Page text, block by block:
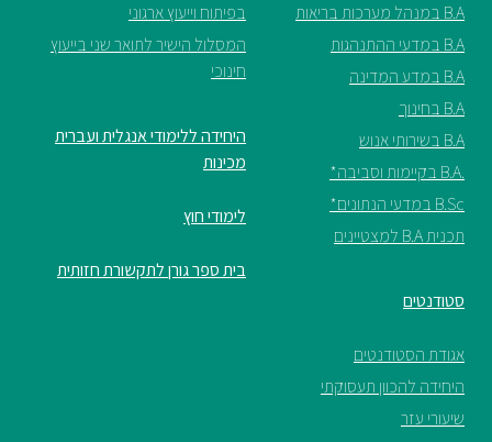
B.A במנהל מערכות בריאות
B.A במדעי ההתנהגות
B.A במדע המדינה
B.A בחינוך
B.A בשירותי אנוש
.B.A בקיימות וסביבה*
B.Sc במדעי הנתונים*
תכנית B.A למצטיינים
בפיתוח וייעוץ ארגוני
המסלול הישיר לתואר שני בייעוץ
חינוכי
היחידה ללימודי אנגלית ועברית
מכינות
לימודי חוץ
בית ספר גורן לתקשורת חזותית
סטודנטים
אגודת הסטודנטים
היחידה להכוון תעסוקתי
שיעורי עזר